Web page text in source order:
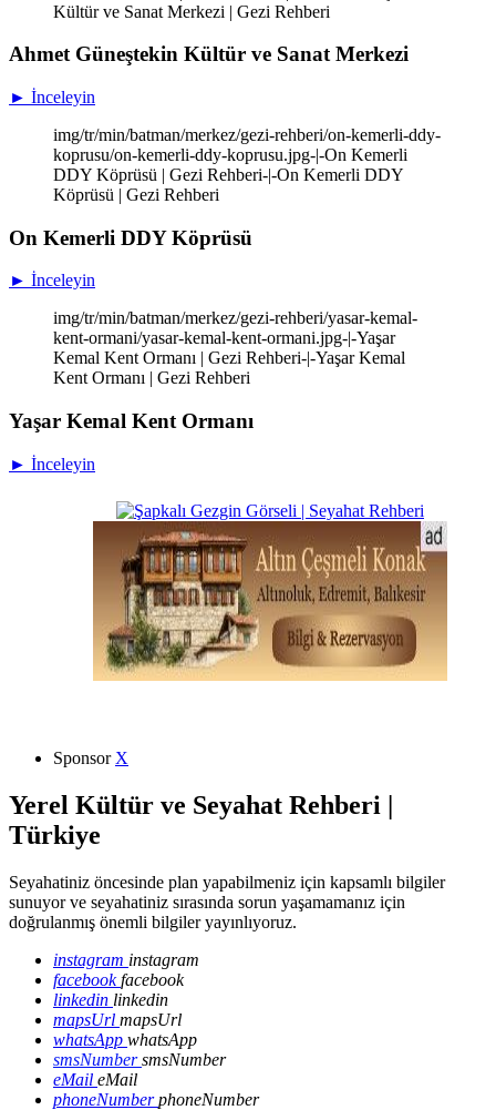
Kültür ve Sanat Merkezi | Gezi Rehberi
Ahmet Güneştekin Kültür ve Sanat Merkezi
► İnceleyin
img/tr/min/batman/merkez/gezi-rehberi/on-kemerli-ddy-
koprusu/on-kemerli-ddy-koprusu.jpg-|-On Kemerli
DDY Köprüsü | Gezi Rehberi-|-On Kemerli DDY
Köprüsü | Gezi Rehberi
On Kemerli DDY Köprüsü
► İnceleyin
img/tr/min/batman/merkez/gezi-rehberi/yasar-kemal-
kent-ormani/yasar-kemal-kent-ormani.jpg-|-Yaşar
Kemal Kent Ormanı | Gezi Rehberi-|-Yaşar Kemal
Kent Ormanı | Gezi Rehberi
Yaşar Kemal Kent Ormanı
► İnceleyin
Sponsor X
Yerel Kültür ve Seyahat Rehberi |
Türkiye
Seyahatiniz öncesinde plan yapabilmeniz için kapsamlı bilgiler
sunuyor ve seyahatiniz sırasında sorun yaşamamanız için
doğrulanmış önemli bilgiler yayınlıyoruz.
instagram instagram
facebookfacebook
linkedin linkedin
mapsUrl mapsUrl
whatsApp whatsApp
smsNumbersmsNumber
eMail eMail
phoneNumberphoneNumber